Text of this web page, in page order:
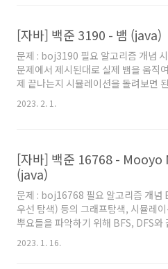
에 대해서는 '자바로 백준 풀 때의 팁 및
시작하시는 분이나, 백준에서 자바로
을 원하시는 분들도 보시는걸 추천드
이 뭔가 알고리즘적으로 풀이해나가야
생겼는데, 실은 문제에 나온 말 대로 구
[자바] 백준 3190 - 뱀 (java)
문제 : boj3190 필요 알고리즘 개념
문제에서 제시된대로 실제 뱀을 움직
제 끝나는지 시뮬레이션을 돌려보면
(deque) 등의 자료구조 뱀의 머리부분
고, 꼬리부분이 사라지는 부분을 시뮬
어떤 자료구조를 써도 당연히 상관없
드에서 왜 main 함수에 로직을 직접
았는지, 왜 Scanner를 쓰지 않고
BufferedReader를 사용했는지 등에
'자바로 백준 풀 때의 팁 및 주의점' 글
주세요. 백준을 자바로 풀어보려고 시
분들도 보시는걸 추천드립니다. 풀이
2023. 2. 1.
[자바] 백준 16768 - Mooyo
(java)
문제 : boj16768 필요 알고리즘 개념
우선 탐색) 등의 그래프탐색, 시뮬레
뿌요들을 파악하기 위해 BFS, DFS와
프 탐색이 필요하다. 그 외에는 그냥 제
시뮬레이션을 돌려주면 된다. ※ 제 코
2023. 1. 16.